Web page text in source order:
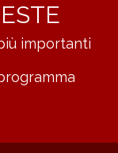
importanti